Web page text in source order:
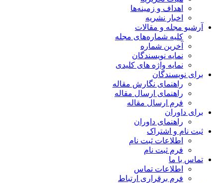
اهداف و زمینه‌ها
اخبار نشریه
آرشیو مجله و مقالات
کلیه شماره‌های مجله
آخرین شماره
نمایه نویسندگان
نمایه واژه های کلیدی
برای نویسندگان
راهنمای نگارش مقاله
راهنمای ارسال مقاله
فرم ارسال مقاله
برای داوران
راهنمای داوران
ثبت نام و اشتراک
اطلاعات ثبت نام
فرم ثبت نام
تماس با ما
اطلاعات تماس
فرم برقراری ارتباط